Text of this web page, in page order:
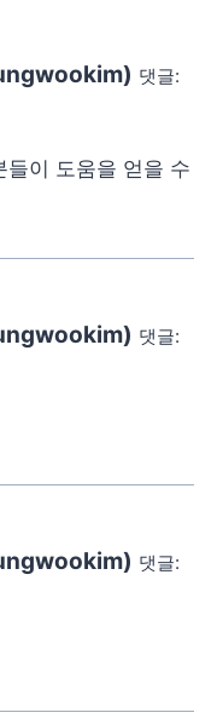
댓글:
들이 도움을 얻을 수
댓글:
댓글: